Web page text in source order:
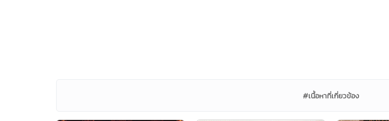
#เนื้อหาที่เกี่ยวข้อง